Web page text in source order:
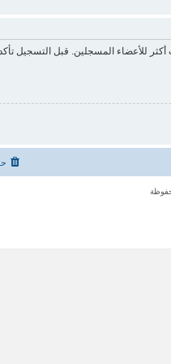
للأعضاء المسجلين. قبل التسجيل